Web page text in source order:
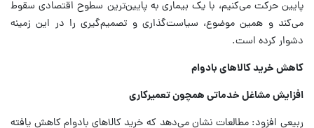
پایین حرکت می‌کنیم،‌ با یک بیماری به پایین‌ترین سطوح اقتصادی سقوط
می‌کند و همین موضوع، سیاست‌گذاری و تصمیم‌گیری را در این زمینه
دشوار کرده است.
کاهش خرید کالاهای بادوام
افزایش مشاغل خدماتی همچون تعمیرکاری
ربیعی افزود: مطالعات نشان می‌دهد که خرید کالاهای بادوام کاهش یافته